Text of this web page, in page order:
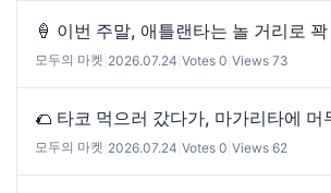
🍦 이번 주말, 애틀랜타는 놀 거리로
모두의 마켓 2026.07.24 Votes 0 Views 73
🌮 타코 먹으러 갔다가, 마가리타에 머
모두의 마켓 2026.07.24 Votes 0 Views 62